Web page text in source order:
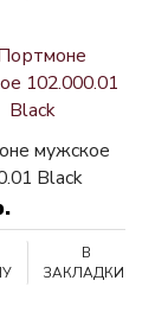
мужское
Black
В
ЗАКЛАДКИ